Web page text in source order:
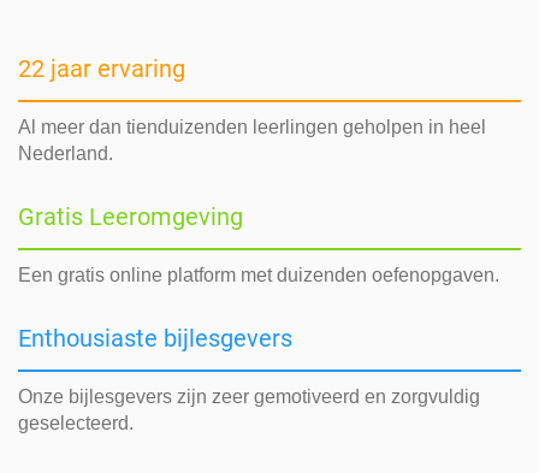
22 jaar ervaring
Al meer dan tienduizenden leerlingen geholpen in heel
Nederland.
Gratis Leeromgeving
Een gratis online platform met duizenden oefenopgaven.
Enthousiaste bijlesgevers
Onze bijlesgevers zijn zeer gemotiveerd en zorgvuldig
geselecteerd.